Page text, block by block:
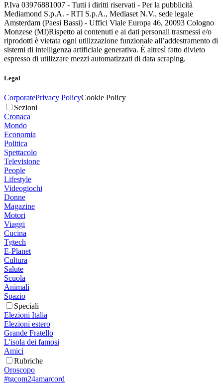
P.Iva 03976881007 - Tutti i diritti riservati - Per la pubblicità
Mediamond S.p.A. - RTI S.p.A., Mediaset N.V., sede legale
Amsterdam (Paesi Bassi) - Uffici Viale Europa 46, 20093 Cologno
Monzese (MI)Rispetto ai contenuti e ai dati personali trasmessi e/o
riprodotti è vietata ogni utilizzazione funzionale all’addestramento di
sistemi di intelligenza artificiale generativa. È altresì fatto divieto
espresso di utilizzare mezzi automatizzati di data scraping.
Legal
CorporatePrivacy PolicyCookie Policy
Sezioni
Cronaca
Mondo
Economia
Politica
Spettacolo
Televisione
People
Lifestyle
Videogiochi
Donne
Magazine
Motori
Viaggi
Cucina
Tgtech
E-Planet
Cultura
Salute
Scuola
Animali
Spazio
Speciali
Elezioni Italia
Elezioni estero
Grande Fratello
L'isola dei famosi
Amici
Rubriche
Oroscopo
#tgcom24amarcord